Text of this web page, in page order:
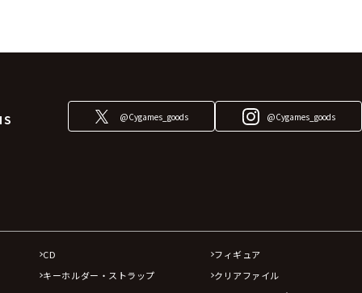
@Cygames_goods @Cygames_goods
CD
フィギュア
キーホルダー・ストラップ
クリアファイル